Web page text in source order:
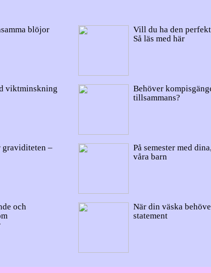
blöjor
viktminskning
–
och
Vill du ha den
Så läs med här
Behöver
tillsammans?
På semester med
våra barn
När din väska
statement